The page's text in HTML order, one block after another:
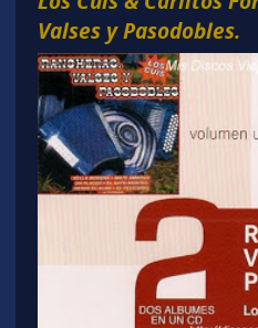
Valses y Pasodobles.